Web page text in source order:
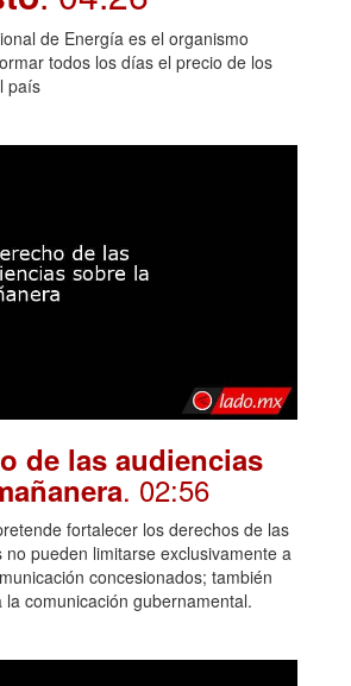
de Energía es el organismo
todos los días el precio de los
país
de las audiencias
. 02:56
fortalecer los derechos de las
no pueden limitarse exclusivamente a
concesionados; también
comunicación gubernamental.